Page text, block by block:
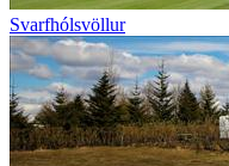
Svarfhólsvöllur